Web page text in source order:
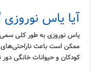
آیا یاس
یاس نوروزی به طور کلی
ممکن است باعث
کودکان و حیوانات خانگی